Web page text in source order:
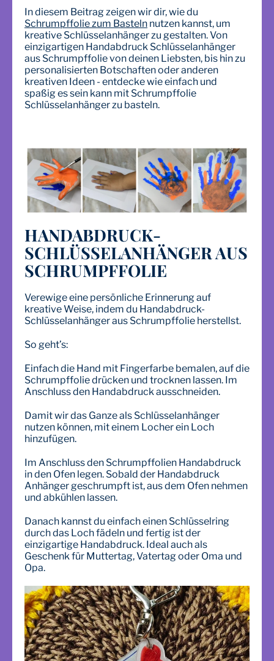
In diesem Beitrag zeigen wir dir, wie du
Schrumpffolie zum Basteln nutzen kannst, um
kreative Schlüsselanhänger zu gestalten. Von
einzigartigen Handabdruck Schlüsselanhänger
aus Schrumpffolie von deinen Liebsten, bis hin zu
personalisierten Botschaften oder anderen
kreativen Ideen - entdecke wie einfach und
spaßig es sein kann mit Schrumpffolie
Schlüsselanhänger zu basteln.
HANDABDRUCK-
SCHLÜSSELANHÄNGER AUS
SCHRUMPFFOLIE
Verewige eine persönliche Erinnerung auf
kreative Weise, indem du Handabdruck-
Schlüsselanhänger aus Schrumpffolie herstellst.
So geht’s:
Einfach die Hand mit Fingerfarbe bemalen, auf die
Schrumpffolie drücken und trocknen lassen. Im
Anschluss den Handabdruck ausschneiden.
Damit wir das Ganze als Schlüsselanhänger
nutzen können, mit einem Locher ein Loch
hinzufügen.
Im Anschluss den Schrumpffolien Handabdruck
in den Ofen legen. Sobald der Handabdruck
Anhänger geschrumpft ist, aus dem Ofen nehmen
und abkühlen lassen.
Danach kannst du einfach einen Schlüsselring
durch das Loch fädeln und fertig ist der
einzigartige Handabdruck. Ideal auch als
Geschenk für Muttertag, Vatertag oder Oma und
Opa.